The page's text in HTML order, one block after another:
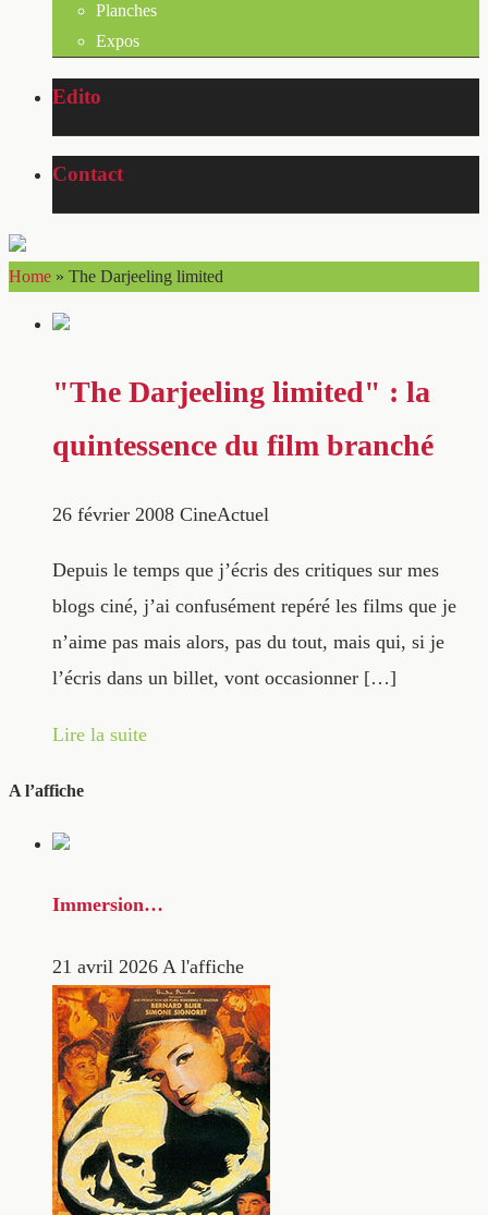
Planches
Expos
Edito
Contact
Home » The Darjeeling limited
"The Darjeeling limited" : la
quintessence du film branché
26 février 2008 CineActuel
Depuis le temps que j’écris des critiques sur mes
blogs ciné, j’ai confusément repéré les films que je
n’aime pas mais alors, pas du tout, mais qui, si je
l’écris dans un billet, vont occasionner […]
Lire la suite
A l’affiche
Immersion…
21 avril 2026 A l'affiche